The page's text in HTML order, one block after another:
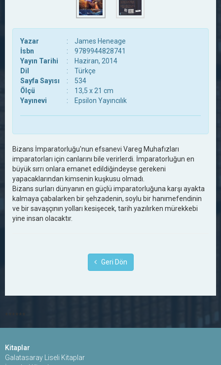
Yazar :
James Heneage
İsbn
:
9789944828741
Yayın Tarihi
:
Haziran, 2014
Dil
:
Türkçe
Sayfa Sayısı
:
534
Ölçü
:
13,5 x 21 cm
Yayınevi
: Epsilon Yayıncılık
Bizans İmparatorluğu'nun efsanevi Vareg Muhafızları
imparatorları için canlarını bile verirlerdi. İmparatorluğun en
büyük sırrı onlara emanet edildiğindeyse gerekeni
yapacaklarından kimsenin kuşkusu olmadı.
Bizans surları dünyanın en güçlü imparatorluğuna karşı ayakta
kalmaya çabalarken bir şehzadenin, soylu bir hanımefendinin
ve bir savaşçının yolları kesişecek, tarih yazılırken mürekkebi
yine insan olacaktır.
Geri Dön
******
Kitaplar
Galatasaray Liseli Kitaplar